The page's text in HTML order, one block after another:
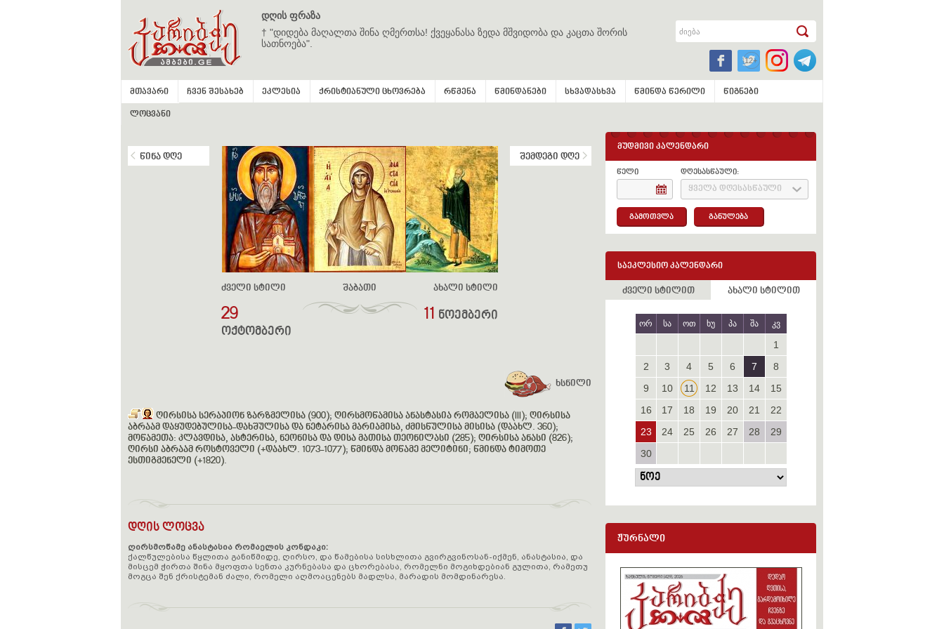
დღის ფრაზა
† "დიდება მაღალთა შინა ღმერთსა! ქვეყანასა ზედა მშვიდობა და კაცთა შორის
სათნოება".
მთავარი ჩვენ შესახებ ეკლესია ქრისტიანული ცხოვრება რწმენა წმინდანები სხვადასხვა წმინდა წერილი წიგნები
ლოცვანი
წინა დღე შემდეგი დღე
ძველი სტილი
29
ოქტომბერი
შაბათი ახალი სტილი
11 ნოემბერი
ხსნილი
ღირსისა სერაპიონ ზარზმელისა (900); ღირსმოწამისა ანასტასია რომაელისა (III); ღირსისა
აბრაამ დაყუდებულისა-დახშულისა და ნეტარისა მარიამისა, ძმისწულისა მისისა (დაახლ. 360);
მოწამეთა: კლავდისა, ასტერისა, ნეონისა და დისა მათისა თეონილასი (285); ღირსისა ანასი (826);
ღირსი აბრაამ როსტოველი (+დაახლ. 1073-1077); წმინდა მოწამე მელიტინი; წმინდა ტიმოთე
ესთიგმენელი (+1820).
დღის ლოცვა
ღირსმოწამე ანასტასია რომაელის კონდაკი:
ქალწულებისა წყლითა განიწმიდე, ღირსო, და წამებისა სისხლითა გვირგვინოსან-იქმენ, ანასტასია, და
მისცემ ჭირთა შინა მყოფთა სენთა კურნებასა და ცხორებასა, რომელნი მოგიხდებიან გულითა, რამეთუ
მოგცა შენ ქრისტემან ძალი, რომელი აღმოაცენებს მადლსა, მარადის მომდინარესა.
მუდმივი კალენდარი
წელი დღესასწაული:
ყველა დღესასწაული
გამოთვლა განულება
საეკლესიო კალენდარი
ძველი სტილით ახალი სტილით
ორ სა ოთ ხუ პა შა კვ
1
2
3 4 5 6 7
8
9
10 11 12 13 14
15
16
17 18 19 20 21
22
23
24 25 26 27 28
29
30
ჟურნალი